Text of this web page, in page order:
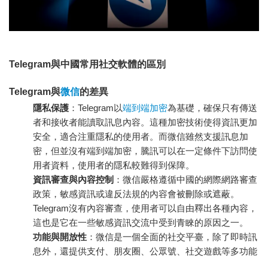
Telegram與中國常用社交軟體的區別
Telegram與微信的差異
隱私保護 ：Telegram以端到端加密為基礎，確保只有傳送
者和接收者能讀取訊息內容。這種加密技術使得資訊更加
安全，適合注重隱私的使用者。而微信雖然支援訊息加
密，但並沒有端到端加密，騰訊可以在一定條件下訪問使
用者資料，使用者的隱私較難得到保障。
資訊審查與內容控制 ：微信嚴格遵循中國的網際網路審查
政策，敏感資訊或違反法規的內容會被刪除或遮蔽。
Telegram沒有內容審查，使用者可以自由釋出各種內容，
這也是它在一些敏感資訊交流中受到青睞的原因之一。
功能與開放性 ：微信是一個全面的社交平臺，除了即時訊
息外，還提供支付、朋友圈、公眾號、社交遊戲等多功能